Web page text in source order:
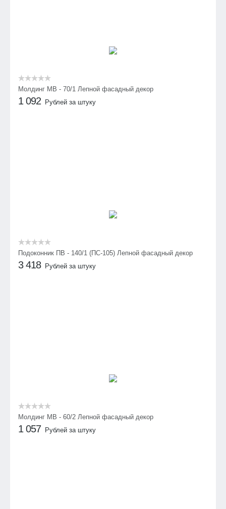
Молдинг МВ - 70/1 Лепной фасадный декор
1 092 Рублей за штуку
Подоконник ПВ - 140/1 (ПС-105) Лепной фасадный декор
3 418 Рублей за штуку
Молдинг МВ - 60/2 Лепной фасадный декор
1 057 Рублей за штуку